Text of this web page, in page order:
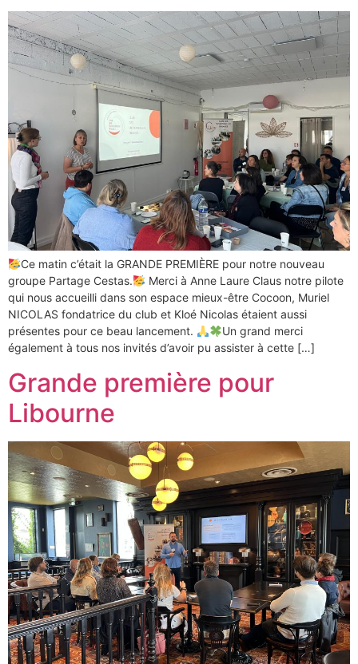
​Ce matin c’était la GRANDE PREMIÈRE pour notre nouveau
groupe Partage Cestas.
​ Merci à Anne Laure Claus notre pilote
qui nous accueilli dans son espace mieux-être Cocoon, Muriel
NICOLAS fondatrice du club et Kloé Nicolas étaient aussi
présentes pour ce beau lancement.
​Un grand merci
également à tous nos invités d’avoir pu assister à cette […]
Grande première pour
Libourne